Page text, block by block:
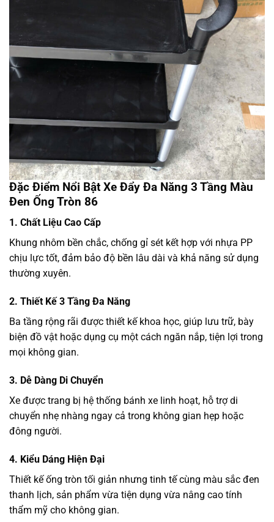
Đặc Điểm Nổi Bật Xe Đẩy Đa Năng 3 Tầng Màu
Đen Ống Tròn 86
1. Chất Liệu Cao Cấp
Khung nhôm bền chắc, chống gỉ sét kết hợp với nhựa PP
chịu lực tốt, đảm bảo độ bền lâu dài và khả năng sử dụng
thường xuyên.
2. Thiết Kế 3 Tầng Đa Năng
Ba tầng rộng rãi được thiết kế khoa học, giúp lưu trữ, bày
biện đồ vật hoặc dụng cụ một cách ngăn nắp, tiện lợi trong
mọi không gian.
3. Dễ Dàng Di Chuyển
Xe được trang bị hệ thống bánh xe linh hoạt, hỗ trợ di
chuyển nhẹ nhàng ngay cả trong không gian hẹp hoặc
đông người.
4. Kiểu Dáng Hiện Đại
Thiết kế ống tròn tối giản nhưng tinh tế cùng màu sắc đen
thanh lịch, sản phẩm vừa tiện dụng vừa nâng cao tính
thẩm mỹ cho không gian.